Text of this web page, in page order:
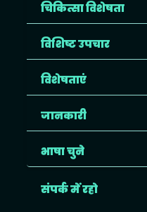
चिकित्सा विशेषता
विशिष्ट उपचार
विशेषताएं
जानकारी
भाषा चुने
संपर्क में रहो